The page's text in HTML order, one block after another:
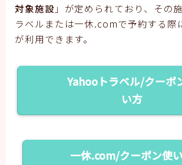
対象施設 」が定められており、その
ラベルまたは一休.comで予約する際
が利用できます。
Yahooトラベル/クーポ
い方
一休.com/クーポン使